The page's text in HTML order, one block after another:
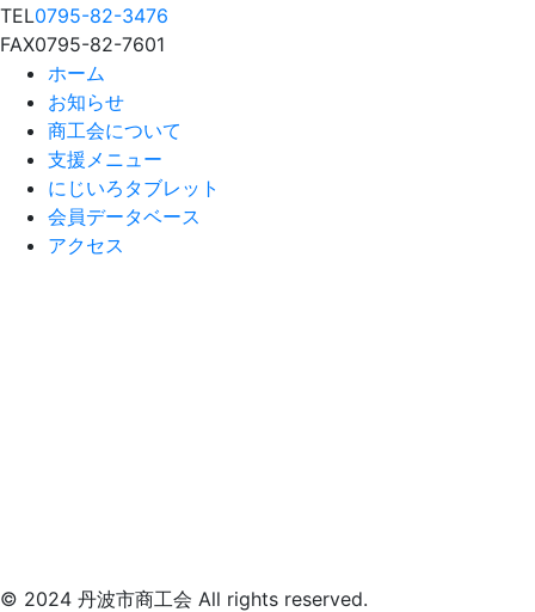
TEL0795-82-3476
FAX0795-82-7601
ホーム
お知らせ
商工会について
支援メニュー
にじいろタブレット
会員データベース
アクセス
© 2024 丹波市商工会 All rights reserved.